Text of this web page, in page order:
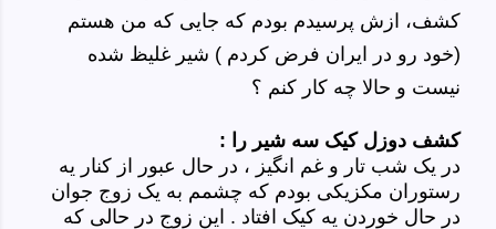
کشف، ازش پرسیدم بودم که جایی که من هستم
(خود رو در ایران فرض کردم ) شیر غلیظ شده
نیست و حالا چه کار کنم ؟
کشف دوزل کیک سه شیر را :
در یک شب تار و غم انگیز ، در حال عبور از کنار یه
رستوران مکزیکی بودم که چشمم به یک زوج جوان
در حال خوردن یه کیک افتاد . این زوج در حالی که